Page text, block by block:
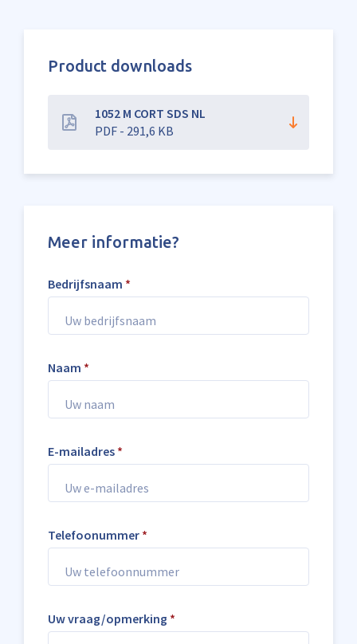
Product downloads
1052 M CORT SDS NL
PDF - 291,6 KB
Meer informatie?
Bedrijfsnaam *
Naam *
E-mailadres *
Telefoonummer *
Uw vraag/opmerking *